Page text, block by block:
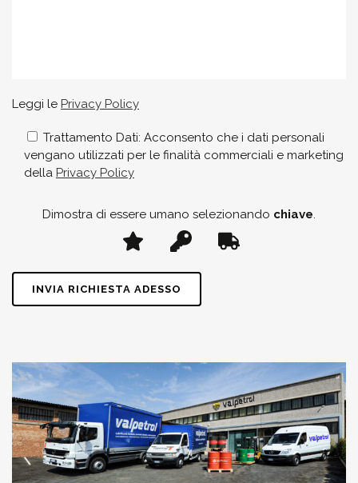
Leggi le Privacy Policy
Trattamento Dati: Acconsento che i dati personali
vengano utilizzati per le finalità commerciali e marketing
della Privacy Policy
Dimostra di essere umano selezionando chiave.